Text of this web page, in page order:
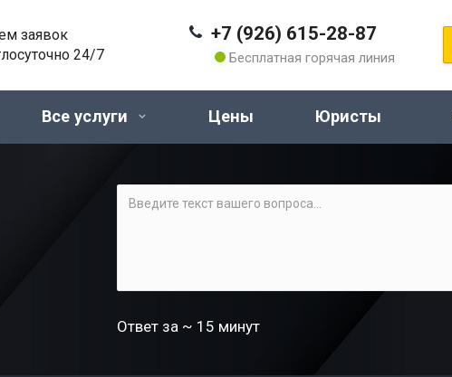
+7 (926) 615-28-87
Бесплатная горячая линия
заявок
24/7
Все услуги Цены Юристы
Ответ за ~ 15 минут